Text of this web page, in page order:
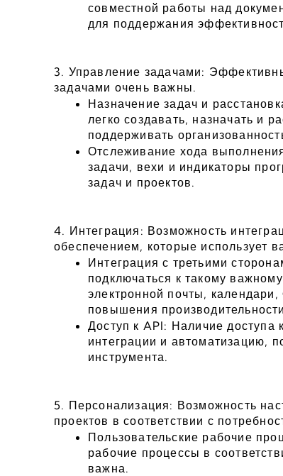
совместной работы над
для поддержания
3. Управление задачами:
задачами очень важны.
Назначение задач и
легко создавать, назначать и
поддерживать
Отслеживание хода
задачи, вехи и индикаторы
задач и проектов.
4. Интеграция: Возможность
обеспечением, которые использует
Интеграция с третьими
подключаться к такому
электронной почты,
повышения
Доступ к API: Наличие доступа
интеграции и автоматизацию,
инструмента.
5. Персонализация: Возможность
проектов в соответствии с
Пользовательские рабочие
рабочие процессы в
важна.